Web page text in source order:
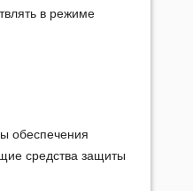
в режиме
обеспечения
средства защиты